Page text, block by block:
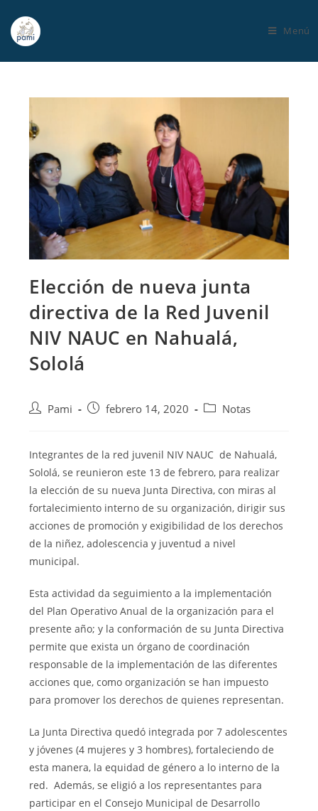
Menú
Elección de nueva junta
directiva de la Red Juvenil
NIV NAUC en Nahualá,
Sololá
Pami febrero 14, 2020 Notas
Integrantes de la red juvenil NIV NAUC de Nahualá,
Sololá, se reunieron este 13 de febrero, para realizar
la elección de su nueva Junta Directiva, con miras al
fortalecimiento interno de su organización, dirigir sus
acciones de promoción y exigibilidad de los derechos
de la niñez, adolescencia y juventud a nivel
municipal.
Esta actividad da seguimiento a la implementación
del Plan Operativo Anual de la organización para el
presente año; y la conformación de su Junta Directiva
permite que exista un órgano de coordinación
responsable de la implementación de las diferentes
acciones que, como organización se han impuesto
para promover los derechos de quienes representan.
La Junta Directiva quedó integrada por 7 adolescentes
y jóvenes (4 mujeres y 3 hombres), fortaleciendo de
esta manera, la equidad de género a lo interno de la
red. Además, se eligió a los representantes para
participar en el Consejo Municipal de Desarrollo